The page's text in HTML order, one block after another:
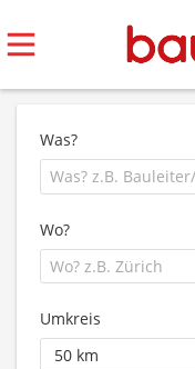
Was?
Wo?
Umkreis